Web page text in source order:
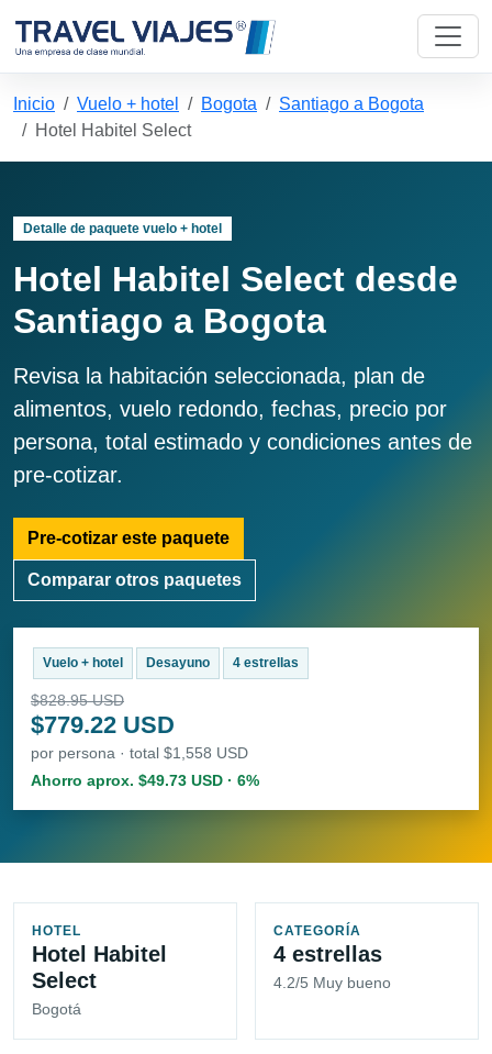
Inicio Vuelo + hotel Bogota
Santiago a Bogota
Hotel Habitel Select
Detalle de paquete vuelo + hotel
Hotel Habitel Select desde
Santiago a Bogota
Revisa la habitación seleccionada, plan de
alimentos, vuelo redondo, fechas, precio por
persona, total estimado y condiciones antes de
pre-cotizar.
Pre-cotizar este paquete
Comparar otros paquetes
Vuelo + hotel Desayuno 4 estrellas
$828.95 USD
$779.22 USD
por persona · total $1,558 USD
Ahorro aprox. $49.73 USD · 6%
HOTEL
Hotel Habitel
Select
Bogotá
CATEGORÍA
4 estrellas
4.2/5 Muy bueno